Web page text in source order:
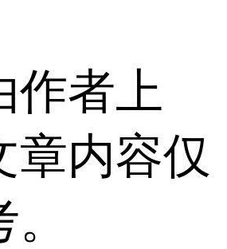
作者上
章内容仅